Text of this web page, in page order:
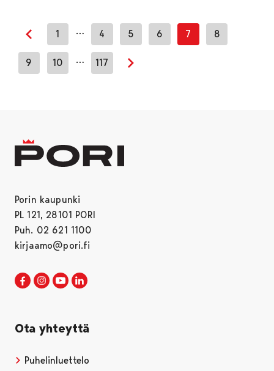
Edellinen sivu
1 … 4 5 6 7 8
9 10 … 117
Seuraava sivu
Porin kaupunki
PL 121, 28101 PORI
Puh. 02 621 1100
kirjaamo@pori.fi
Porin kaupunki Facebookissa
Avautuu uudessa välilehdessä
Porin kaupunki Instagramissa
Avautuu uudessa välilehdessä
Porin kaupunki Youtubessa
Avautuu uudessa välilehdessä
Ota yhteyttä
Puhelinluettelo